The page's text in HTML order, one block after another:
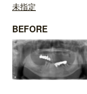
未指定
BEFORE